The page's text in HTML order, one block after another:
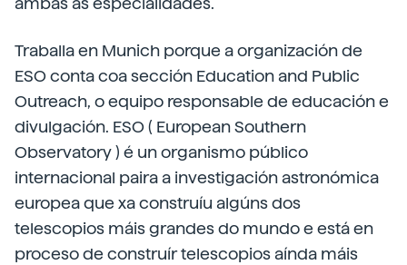
Traballa en Munich porque a organización de
ESO conta coa sección Education and Public
Outreach, o equipo responsable de educación e
divulgación. ESO ( European Southern
Observatory ) é un organismo público
internacional paira a investigación astronómica
europea que xa construíu algúns dos
telescopios máis grandes do mundo e está en
proceso de construír telescopios aínda máis